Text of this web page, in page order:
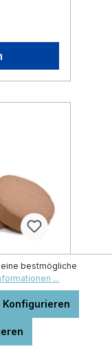
200g
bestmögliche
...
Konfigurieren